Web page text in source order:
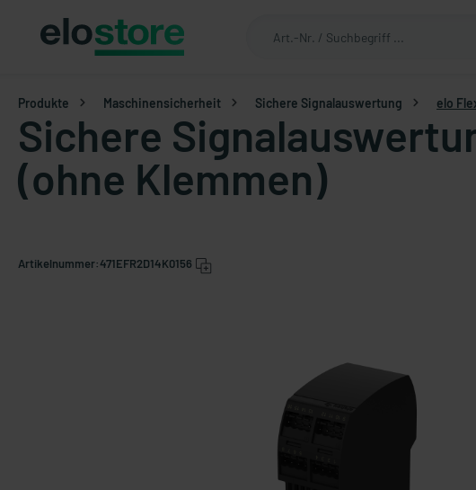
Produkte Maschinensicherheit Sichere Signalauswertung elo
Sichere
(ohne Klemmen)
Artikelnummer:471EFR2D14K0156